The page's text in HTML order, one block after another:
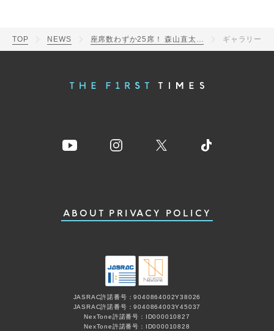
TOP NEWS ギャラリー
ABOUT PRIVACY POLICY
JASRAC許諾番号：9040864002Y38026
JASRAC許諾番号：9040864003Y45037
NexTone許諾番号：ID000010827
NexTone許諾番号：ID000010828